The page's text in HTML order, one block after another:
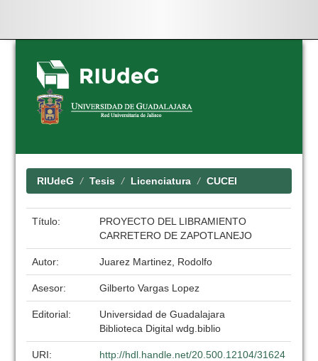
Skip
navigation
RIUdeG Tesis Licenciatura CUCEI
Título:
PROYECTO DEL LIBRAMIENTO
CARRETERO DE ZAPOTLANEJO
Autor: Juarez Martinez, Rodolfo
Asesor: Gilberto Vargas Lopez
Editorial:
Universidad de Guadalajara
Biblioteca Digital wdg.biblio
URI:
http://hdl.handle.net/20.500.12104/31624